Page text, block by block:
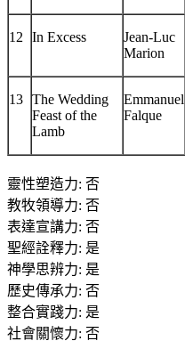
12 In Excess
Jean-Luc
Marion
13 The Wedding
Feast of the
Lamb
Emmanuel
Falque
靈性塑造力: 否
教牧領導力: 否
表達宣講力: 否
聖經詮釋力: 是
神學思辨力: 是
歷史傳承力: 否
整合實踐力: 是
社會關懷力: 否